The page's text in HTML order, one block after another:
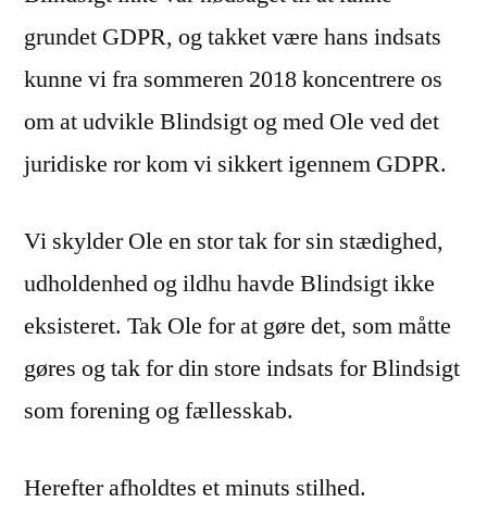
grundet GDPR, og takket være hans indsats
kunne vi fra sommeren 2018 koncentrere os
om at udvikle Blindsigt og med Ole ved det
juridiske ror kom vi sikkert igennem GDPR.
Vi skylder Ole en stor tak for sin stædighed,
udholdenhed og ildhu havde Blindsigt ikke
eksisteret. Tak Ole for at gøre det, som måtte
gøres og tak for din store indsats for Blindsigt
som forening og fællesskab.
Herefter afholdtes et minuts stilhed.